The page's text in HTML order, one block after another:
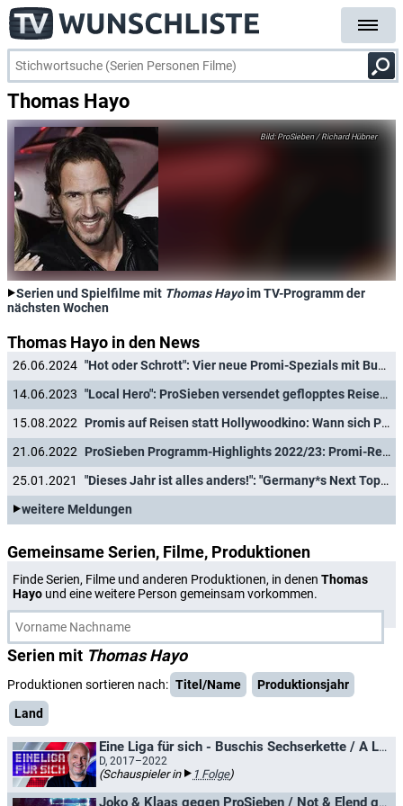
Thomas Hayo
ProSieben / Richard Hübner
Serien und Spielfilme mit Thomas Hayoim TV-Programm der
nächsten Wochen
Thomas Hayo in den News
26.06.2024
"Hot oder Schrott": Vier neue Promi-Spezials mit Buschi, Kunze, Burkard, Ebel und Co.
14.06.2023
"Local Hero": ProSieben versendet geflopptes Reiseformat im Sommer
15.08.2022
Promis auf Reisen statt Hollywoodkino: Wann sich ProSieben von den Sonntags-Blockbustern trennt
21.06.2022
ProSieben Programm-Highlights 2022/23: Promi-Reise-Challenges entern Sonntagabend, "Wok-WM" feiert Comeback
25.01.2021
"Dieses Jahr ist alles anders!": "Germany*s Next Topmodel" wirbt mit Diversity
weitere Meldungen
Gemeinsame Serien, Filme, Produktionen
Finde Serien, Filme und anderen Produktionen, in denen Thomas
Hayo und eine weitere Person gemeinsam vorkommen.
Serien mit Thomas Hayo
Produktionen sortieren nach: Titel/Name
Produktionsjahr
Land
Eine Liga für sich - Buschis Sechserkette / A League of Their Own
D, 2017–2022
(Schauspieler in 1 Folge)
Joko & Klaas gegen ProSieben / Not & Elend gegen ProSieben